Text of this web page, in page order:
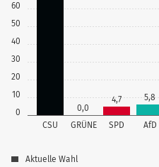
0
10
20
30
40
50
60
CSU GRÜNE SPD AfD
0,0
4,7 5,8
Aktuelle Wahl